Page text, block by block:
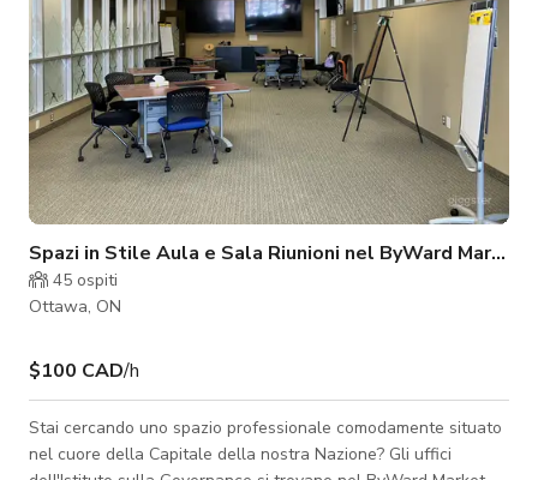
Spazi in Stile Aula e Sala Riunioni nel ByWard Market
45 ospiti
Ottawa, ON
$100 CAD/h
Stai cercando uno spazio professionale comodamente situato
nel cuore della Capitale della nostra Nazione? Gli uffici